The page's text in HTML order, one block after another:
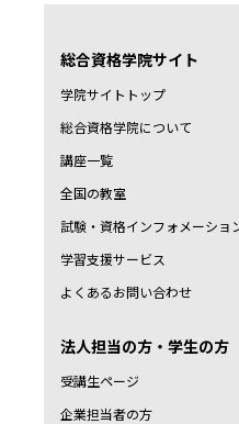
総合資格学院サイト
学院サイトトップ
総合資格学院について
講座一覧
全国の教室
試験・資格インフォメーショ
学習支援サービス
よくあるお問い合わせ
法人担当の方・学生の方
受講生ページ
企業担当者の方